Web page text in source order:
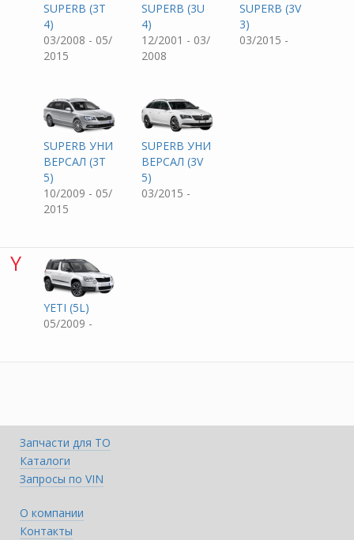
SUPERB (3T
4)
03/2008 - 05/
2015
SUPERB (3U
4)
12/2001 - 03/
2008
SUPERB (3V
3)
03/2015 -
SUPERB УНИ
ВЕРСАЛ (3T
5)
10/2009 - 05/
2015
SUPERB УНИ
ВЕРСАЛ (3V
5)
03/2015 -
Y
YETI (5L)
05/2009 -
Запчасти для ТО
Каталоги
Запросы по VIN
О компании
Контакты